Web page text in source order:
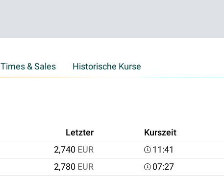
Times & Sales Historische Kurse
Letzter Kurszeit
2,740 EUR
11:41
2,780 EUR
07:27